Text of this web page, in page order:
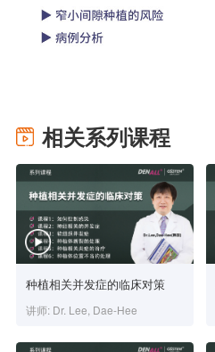
相关系列课程
种植相关并发症的临床对策
讲师: Dr. Lee, Dae-Hee